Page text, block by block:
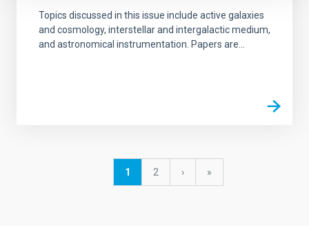
Topics discussed in this issue include active galaxies
and cosmology, interstellar and intergalactic medium,
and astronomical instrumentation. Papers are...
Página
1 Página
2
Siguiente
›
última
»